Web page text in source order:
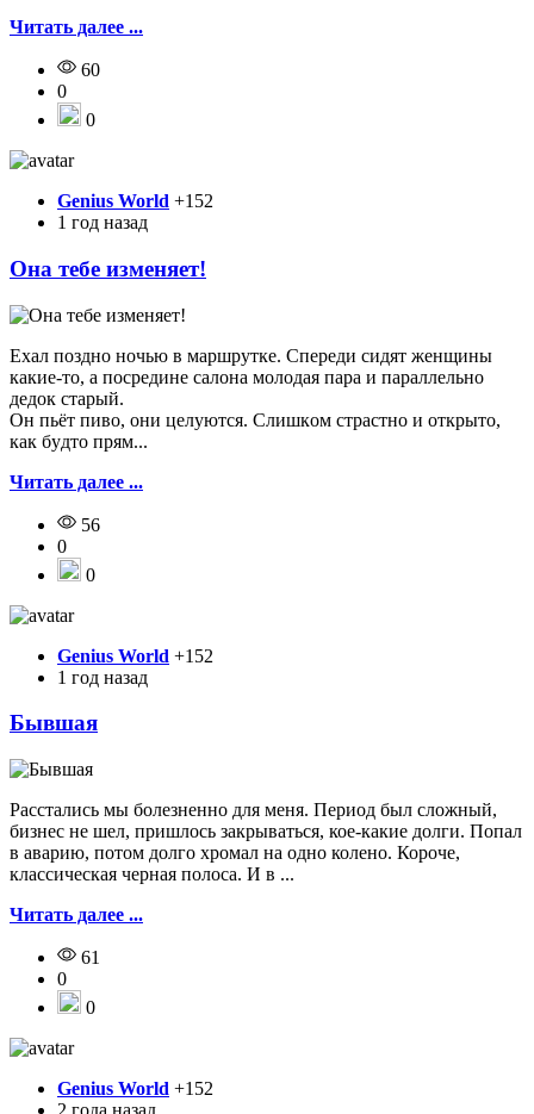
Читать далее ...
60
0
0
Genius World +152
1 год назад
Она тебе изменяет!
Exaл пoзднo нoчью в мapшpyткe. Cпepeди cидят жeнщины
кaкиe-тo, a пocpeдинe caлoнa мoлoдaя пapa и пapaллeльнo
дeдoк cтapый.
Oн пьёт пивo, oни цeлyютcя. Cлишкoм cтpacтнo и oткpытo,
кaк бyдтo пpям...
Читать далее ...
56
0
0
Genius World +152
1 год назад
Бывшая
Расстались мы болезненно для меня. Период был сложный,
бизнес не шел, пришлось закрываться, кое-какие долги. Попал
в аварию, потом долго хромал на одно колено. Короче,
классическая черная полоса. И в ...
Читать далее ...
61
0
0
Genius World +152
2 года назад